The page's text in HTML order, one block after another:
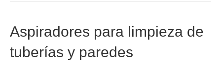
Aspiradores para limpieza de
tuberías y paredes